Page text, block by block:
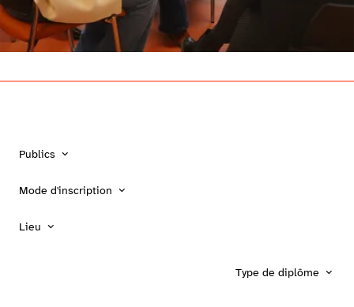
Publics
Mode d'inscription
Lieu
Type de diplôme